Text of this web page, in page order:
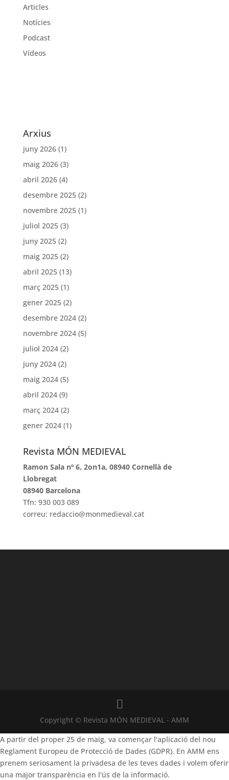
Articles
Notícies
Podcast
Vídeos
Arxius
juny 2026(1)
maig 2026(3)
abril 2026(4)
desembre 2025(2)
novembre 2025(1)
juliol 2025(3)
juny 2025(2)
maig 2025(2)
abril 2025(13)
març 2025(1)
gener 2025(2)
desembre 2024(2)
novembre 2024(5)
juliol 2024(2)
juny 2024(2)
maig 2024(5)
abril 2024(9)
març 2024(2)
gener 2024(1)
Revista MÓN MEDIEVAL
Ramon Sala nº 6, 2on1a, 08940 Cornellà de
Llobregat
08940 Barcelona
Tfn: 930 003 089
correu: redaccio@monmedieval.cat
Copyright © Revista MÓN MEDIEVAL - AMM
A partir del proper 25 de maig, va començar l'aplicació del nou
Reglament Europeu de Protecció de Dades (GDPR). En AMM ens
prenem seriosament la privadesa de les teves dades i volem oferir
una major transparència en l'ús de la informació.